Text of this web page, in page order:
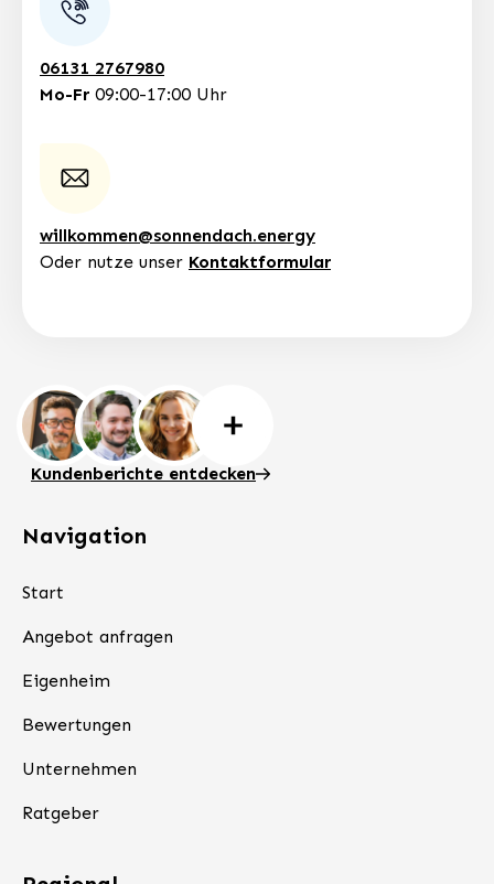
06131 2767980
Mo-Fr 09:00-17:00 Uhr
willkommen@sonnendach.energy
Oder nutze unser Kontaktformular
Kundenberichte entdecken
Navigation
Start
Angebot anfragen
Eigenheim
Bewertungen
Unternehmen
Ratgeber